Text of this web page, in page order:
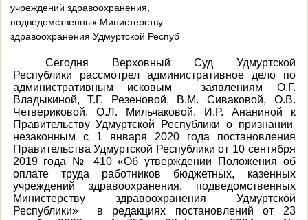
учреждений здравоохранения,
подведомственных Министерству
здравоохранения Удмуртской Респуб
Сегодня Верховный Суд Удмуртской
Республики рассмотрел административное дело по
административным исковым заявлениям О.Г.
Владыкиной, Т.Г. Резеновой, В.М. Сиваковой, О.В.
Четвериковой, О.Л. Мильчаковой, И.Р. Ананиной к
Правительству Удмуртской Республики о признании
незаконным с 1 января 2020 года постановления
Правительства Удмуртской Республики от 10 сентября
2019 года № 410 «Об утверждении Положения об
оплате труда работников бюджетных, казенных
учреждений здравоохранения, подведомственных
Министерству здравоохранения Удмуртской
Республики» в редакциях постановлений от 23